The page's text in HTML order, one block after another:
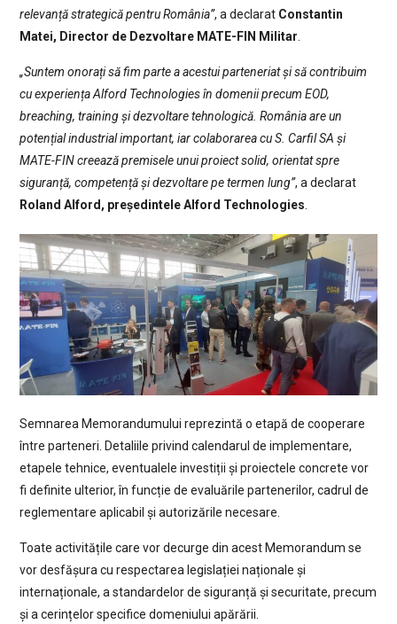
relevanță strategică pentru România”, a declarat Constantin
Matei, Director de Dezvoltare MATE-FIN Militar
„Suntem onorați să fim parte a acestui parteneriat și să contribuim
cu experiența Alford Technologies în domenii precum EOD,
breaching, training și dezvoltare tehnologică. România are un
potențial industrial important, iar colaborarea cu S. Carfil SA și
MATE-FIN creează premisele unui proiect solid, orientat spre
siguranță, competență și dezvoltare pe termen lung”, a declarat
Roland Alford, președintele Alford Technologies
Semnarea Memorandumului reprezintă o etapă de cooperare
între parteneri. Detaliile privind calendarul de implementare,
etapele tehnice, eventualele investiții și proiectele concrete vor
fi definite ulterior, în funcție de evaluările partenerilor, cadrul de
reglementare aplicabil și autorizările necesare.
Toate activitățile care vor decurge din acest Memorandum se
vor desfășura cu respectarea legislației naționale și
internaționale, a standardelor de siguranță și securitate, precum
și a cerințelor specifice domeniului apărării.